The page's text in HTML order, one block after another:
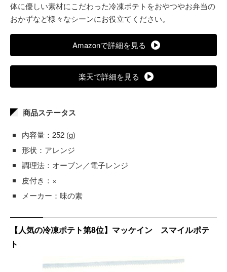
体に優しい素材にこだわった冷凍ポテトをおやつやお弁当の
おかずなど様々なシーンにお役立てください。
Amazonで詳細を見る
楽天で詳細を見る
商品ステータス
内容量：252 (g)
形状：アレンジ
調理法：オーブン／電子レンジ
皮付き：×
メーカー：味の素
【人気の冷凍ポテト第8位】マッケイン スマイルポテ
ト